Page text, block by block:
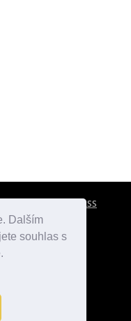
Dalším
souhlas s
RSS